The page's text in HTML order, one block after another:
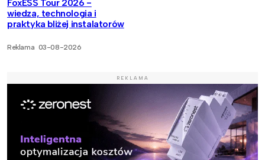
FoxESS Tour 2026 -
wiedza, technologia i
praktyka bliżej instalatorów
Reklama 03-08-2026
REKLAMA